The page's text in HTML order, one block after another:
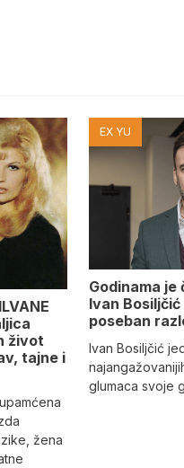
život
tajne i
žena
EX YU
Godinama je
Ivan
poseban
Ivan Bosiljčić
glumaca svoje